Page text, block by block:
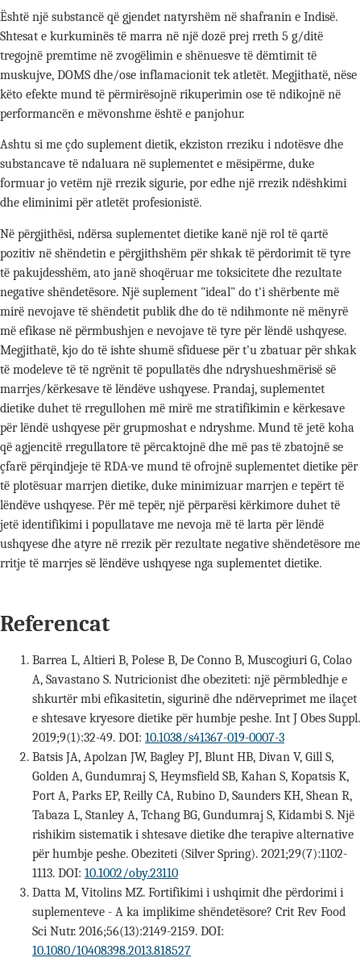
Është një substancë që gjendet natyrshëm në shafranin e Indisë.
Shtesat e kurkuminës të marra në një dozë prej rreth 5 g/ditë
tregojnë premtime në zvogëlimin e shënuesve të dëmtimit të
muskujve, DOMS dhe/ose inflamacionit tek atletët. Megjithatë, nëse
këto efekte mund të përmirësojnë rikuperimin ose të ndikojnë në
performancën e mëvonshme është e panjohur.
Ashtu si me çdo suplement dietik, ekziston rreziku i ndotësve dhe
substancave të ndaluara në suplementet e mësipërme, duke
formuar jo vetëm një rrezik sigurie, por edhe një rrezik ndëshkimi
dhe eliminimi për atletët profesionistë.
Në përgjithësi, ndërsa suplementet dietike kanë një rol të qartë
pozitiv në shëndetin e përgjithshëm për shkak të përdorimit të tyre
të pakujdesshëm, ato janë shoqëruar me toksicitete dhe rezultate
negative shëndetësore. Një suplement "ideal" do t'i shërbente më
mirë nevojave të shëndetit publik dhe do të ndihmonte në mënyrë
më efikase në përmbushjen e nevojave të tyre për lëndë ushqyese.
Megjithatë, kjo do të ishte shumë sfiduese për t'u zbatuar për shkak
të modeleve të të ngrënit të popullatës dhe ndryshueshmërisë së
marrjes/kërkesave të lëndëve ushqyese. Prandaj, suplementet
dietike duhet të rregullohen më mirë me stratifikimin e kërkesave
për lëndë ushqyese për grupmoshat e ndryshme. Mund të jetë koha
që agjencitë rregullatore të përcaktojnë dhe më pas të zbatojnë se
çfarë përqindjeje të RDA-ve mund të ofrojnë suplementet dietike për
të plotësuar marrjen dietike, duke minimizuar marrjen e tepërt të
lëndëve ushqyese. Për më tepër, një përparësi kërkimore duhet të
jetë identifikimi i popullatave me nevoja më të larta për lëndë
ushqyese dhe atyre në rrezik për rezultate negative shëndetësore me
rritje të marrjes së lëndëve ushqyese nga suplementet dietike.
Referencat
Barrea L, Altieri B, Polese B, De Conno B, Muscogiuri G, Colao
A, Savastano S. Nutricionist dhe obeziteti: një përmbledhje e
shkurtër mbi efikasitetin, sigurinë dhe ndërveprimet me ilaçet
e shtesave kryesore dietike për humbje peshe. Int J Obes Suppl.
2019;9(1):32-49. DOI: 10.1038/s41367-019-0007-3
Batsis JA, Apolzan JW, Bagley PJ, Blunt HB, Divan V, Gill S,
Golden A, Gundumraj S, Heymsfield SB, Kahan S, Kopatsis K,
Port A, Parks EP, Reilly CA, Rubino D, Saunders KH, Shean R,
Tabaza L, Stanley A, Tchang BG, Gundumraj S, Kidambi S. Një
rishikim sistematik i shtesave dietike dhe terapive alternative
për humbje peshe. Obeziteti (Silver Spring). 2021;29(7):1102-
1113. DOI: 10.1002/oby.23110
Datta M, Vitolins MZ. Fortifikimi i ushqimit dhe përdorimi i
suplementeve - A ka implikime shëndetësore? Crit Rev Food
Sci Nutr. 2016;56(13):2149-2159. DOI:
10.1080/10408398.2013.818527